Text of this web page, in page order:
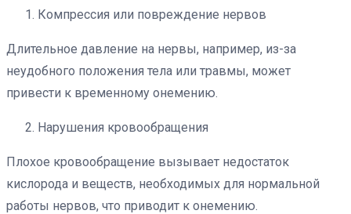
Компрессия или повреждение нервов
Длительное давление на нервы, например, из-за
неудобного положения тела или травмы, может
привести к временному онемению.
Нарушения кровообращения
Плохое кровообращение вызывает недостаток
кислорода и веществ, необходимых для нормальной
работы нервов, что приводит к онемению.